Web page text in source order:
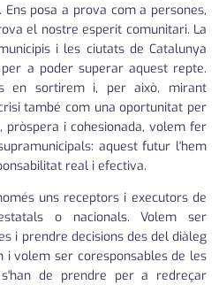
posa a prova com a persones,
el nostre esperit comunitari. La
i les ciutats de Catalunya
a poder superar aquest repte.
en sortirem i, per això, mirant
també com una oportunitat per
i cohesionada, volem fer
aquest futur l'hem
real i efectiva.
uns receptors i executors de
o nacionals. Volem ser
i prendre decisions des del diàleg
i volem ser coresponsables de les
de prendre per a redreçar